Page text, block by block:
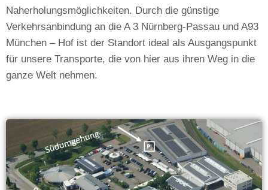
Naherholungsmöglichkeiten. Durch die günstige
Verkehrsanbindung an die A 3 Nürnberg-Passau und A93
München – Hof ist der Standort ideal als Ausgangspunkt
für unsere Transporte, die von hier aus ihren Weg in die
ganze Welt nehmen.